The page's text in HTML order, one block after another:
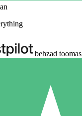
behzad toomas